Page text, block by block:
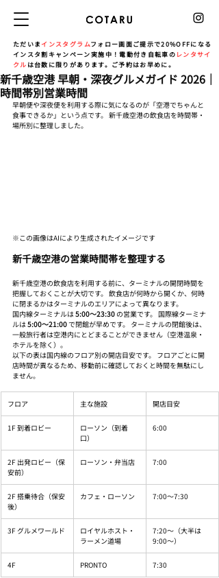
ただいま インスタグラムフォロー画面ご提示で20%OFFになる
インスタ割キャンペーン実施中！電動付き自転車の レンタサイ
クル は台数に限りがあります。ご予約はお早めに。
新千歳空港 早朝・深夜グルメガイド 2026｜
時間帯別営業時間
早朝便や深夜便を利用する際に気になるのが「空港でちゃんと
食事できるか」という点です。 新千歳空港の飲食店を時間帯・
場所別に整理しました。
※この画像はAIにより生成されたイメージです
新千歳空港の営業時間帯を整理する
新千歳空港の飲食店を利用する前に、ターミナルの開閉時間を
把握しておくことが大切です。 飲食店が何時から開くか、何時
に閉まるかはターミナルのエリアによって異なります。
国内線ターミナルは 5:00〜23:30 の営業です。 国際線ターミナ
ルは 5:00〜21:00 で閉館が早めです。 ターミナルの閉館後は、
一般旅行者は空港内にとどまることができません（空港温泉・
ホテルを除く）。
以下の表は国内線のフロア別の開店目安です。 フロアごとに開
店時間が異なるため、移動前に確認しておくと時間を無駄にし
ません。
フロア 主な施設 開店目安
1F 到着ロビー
ローソン（到着
口）
6:00
2F 出発ロビー（保
安前）
ローソン・弁当店 7:00
2F 搭乗待合（保安
後）
カフェ・ローソン 7:00〜7:30
3F グルメワールド
ロイヤルホスト・
ラーメン道場
7:20〜（大半は
9:00〜）
4F PRONTO 7:30